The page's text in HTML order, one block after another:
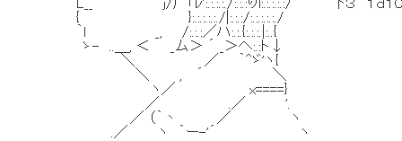
L__ j/厂「ﾚ':.:.:.:./:.:.:りl:.:.:.:.:/ 下３ １ｄ１０
{ }:.:.:.:.:./|:.:.:/:.:.:.:.:./
｀l _, /:.:.:／ハ:.:.{:.:.:.|:..{
ゝ- ..＿, ＜ _ム＞ ´ _＞へ:.:ト↓
＼ ／ ｀^ゞ'ヽ{
＼ , ´ ＼
ヽ／ x====}
／ .／ '.
／ （｀丶 ／ ヽ
.／ ヽ ｀ー-'´ ヽ